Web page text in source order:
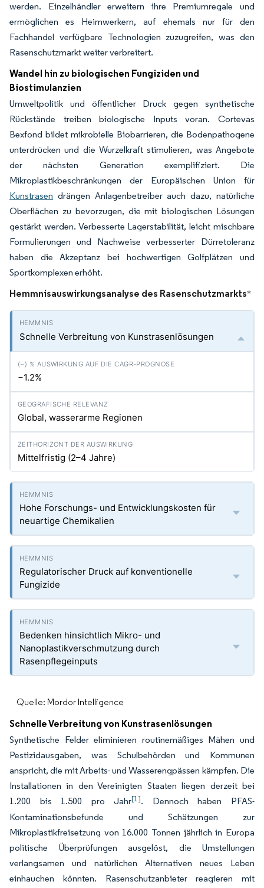
werden. Einzelhändler erweitern ihre Premiumregale und
ermöglichen es Heimwerkern, auf ehemals nur für den
Fachhandel verfügbare Technologien zuzugreifen, was den
Rasenschutzmarkt weiter verbreitert.
Wandel hin zu biologischen Fungiziden und
Biostimulanzien
Umweltpolitik und öffentlicher Druck gegen synthetische
Rückstände treiben biologische Inputs voran. Cortevas
Bexfond bildet mikrobielle Biobarrieren, die Bodenpathogene
unterdrücken und die Wurzelkraft stimulieren, was Angebote
der nächsten Generation exemplifiziert. Die
Mikroplastikbeschränkungen der Europäischen Union für
Kunstrasen drängen Anlagenbetreiber auch dazu, natürliche
Oberflächen zu bevorzugen, die mit biologischen Lösungen
gestärkt werden. Verbesserte Lagerstabilität, leicht mischbare
Formulierungen und Nachweise verbesserter Dürretoleranz
haben die Akzeptanz bei hochwertigen Golfplätzen und
Sportkomplexen erhöht.
Hemmnisauswirkungsanalyse des Rasenschutzmarkts*
Schnelle Verbreitung von Kunstrasenlösungen
−1.2%
Global, wasserarme Regionen
Mittelfristig (2–4 Jahre)
Hohe Forschungs- und Entwicklungskosten für
neuartige Chemikalien
Regulatorischer Druck auf konventionelle
Fungizide
Bedenken hinsichtlich Mikro- und
Nanoplastikverschmutzung durch
Rasenpflegeinputs
Quelle: Mordor Intelligence
Schnelle Verbreitung von Kunstrasenlösungen
Synthetische Felder eliminieren routinemäßiges Mähen und
Pestizidausgaben, was Schulbehörden und Kommunen
anspricht, die mit Arbeits- und Wasserengpässen kämpfen. Die
Installationen in den Vereinigten Staaten liegen derzeit bei
1.200 bis 1.500 pro Jahr[1]. Dennoch haben PFAS-
Kontaminationsbefunde und Schätzungen zur
Mikroplastikfreisetzung von 16.000 Tonnen jährlich in Europa
politische Überprüfungen ausgelöst, die Umstellungen
verlangsamen und natürlichen Alternativen neues Leben
einhauchen könnten. Rasenschutzanbieter reagieren mit